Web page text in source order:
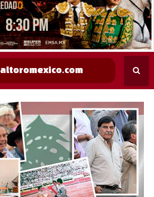
altoromexico.com